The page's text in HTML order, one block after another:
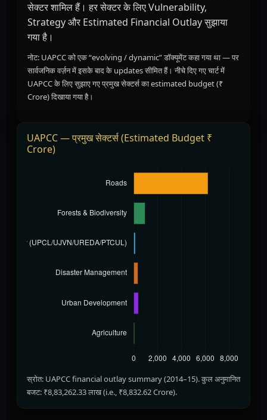
सेक्टर शामिल हैं। हर सेक्टर के लिए Vulnerability,
Strategy और Estimated Financial Outlay सुझाया
गया है।
नोट: UAPCC को एक “evolving / dynamic” डॉक्यूमेंट कहा गया था — पर
सार्वजनिक वर्ज़न में इसके बाद के updates सीमित हैं। नीचे दिए गए चार्ट में
UAPCC के लिए सुझाए गए प्रमुख सेक्टर्स का estimated budget (₹
Crore) दिखाया गया है।
UAPCC — प्रमुख सेक्टर्स (Estimated Budget ₹
Crore)
स्रोत: UAPCC financial outlay summary (2014–15). कुल अनुमानित
बजट: ₹8,83,262.33 लाख (i.e., ₹8,832.62 Crore).